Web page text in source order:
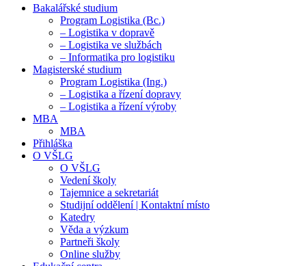
Bakalářské studium
Program Logistika (Bc.)
– Logistika v dopravě
– Logistika ve službách
– Informatika pro logistiku
Magisterské studium
Program Logistika (Ing.)
– Logistika a řízení dopravy
– Logistika a řízení výroby
MBA
MBA
Přihláška
O VŠLG
O VŠLG
Vedení školy
Tajemnice a sekretariát
Studijní oddělení | Kontaktní místo
Katedry
Věda a výzkum
Partneři školy
Online služby